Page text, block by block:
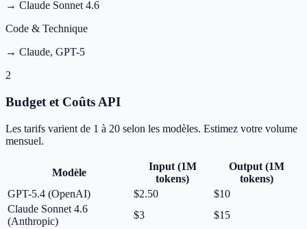
→ Claude Sonnet 4.6
Code & Technique
→ Claude, GPT-5
2
Budget et Coûts API
Les tarifs varient de 1 à 20 selon les modèles. Estimez votre volume
mensuel.
Modèle
Input (1M
tokens)
Output (1M
tokens)
GPT-5.4 (OpenAI)
$2.50
$10
Claude Sonnet 4.6
(Anthropic)
$3
$15